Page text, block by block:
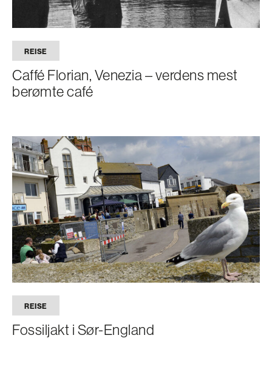
REISE
Caffé Florian, Venezia – verdens mest
berømte café
REISE
Fossiljakt i Sør-England